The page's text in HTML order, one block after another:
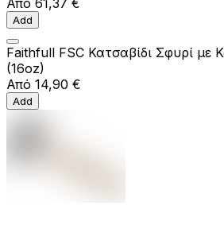
Από 61,37 €
Add
Faithfull FSC Κατσαβίδι Σφυρί με
(16oz)
Από 14,90 €
Add